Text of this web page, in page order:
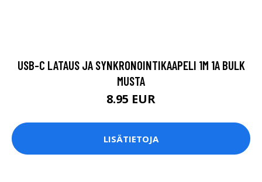
USB-C LATAUS JA SYNKRONOINTIKAAPELI 1M 1A BULK
MUSTA
8.95 EUR
LISÄTIETOJA